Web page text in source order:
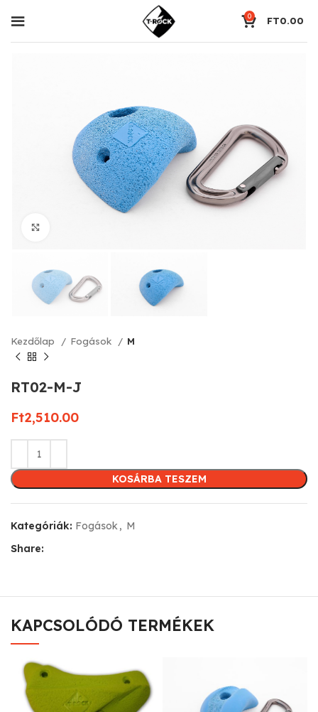
0 FT0.00
Kezdőlap Fogások M
RT02-M-J
Ft2,510.00
KOSÁRBA TESZEM
Kategóriák: Fogások, M
Share:
KAPCSOLÓDÓ TERMÉKEK